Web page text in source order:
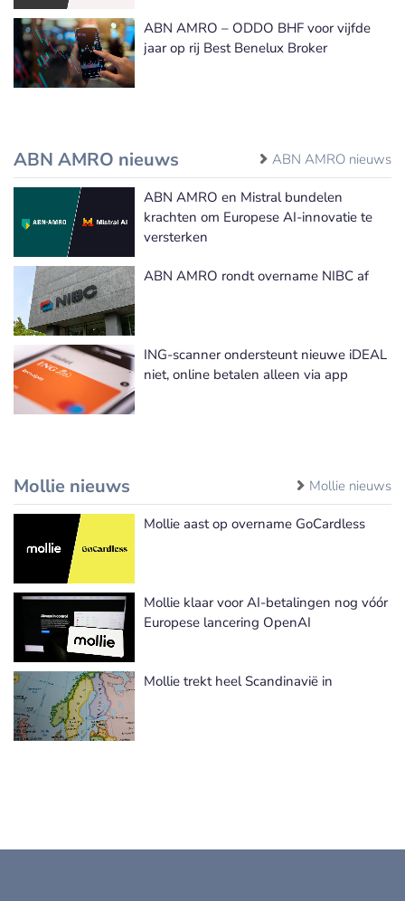
ABN AMRO – ODDO BHF voor vijfde
jaar op rij Best Benelux Broker
ABN AMRO nieuws ABN AMRO nieuws
ABN AMRO en Mistral bundelen
krachten om Europese AI-innovatie te
versterken
ABN AMRO rondt overname NIBC af
ING-scanner ondersteunt nieuwe iDEAL
niet, online betalen alleen via app
Mollie nieuws Mollie nieuws
Mollie aast op overname GoCardless
Mollie klaar voor AI-betalingen nog vóór
Europese lancering OpenAI
Mollie trekt heel Scandinavië in